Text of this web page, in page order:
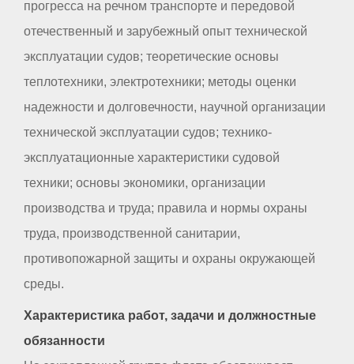
прогресса на речном транспорте и передовой
отечественный и зарубежный опыт технической
эксплуатации судов; теоретические основы
теплотехники, электротехники; методы оценки
надежности и долговечности, научной организации
технической эксплуатации судов; технико-
эксплуатационные характеристики судовой
техники; основы экономики, организации
производства и труда; правила и нормы охраны
труда, производственной санитарии,
противопожарной защиты и охраны окружающей
среды.
Характеристика работ, задачи и должностные
обязанности